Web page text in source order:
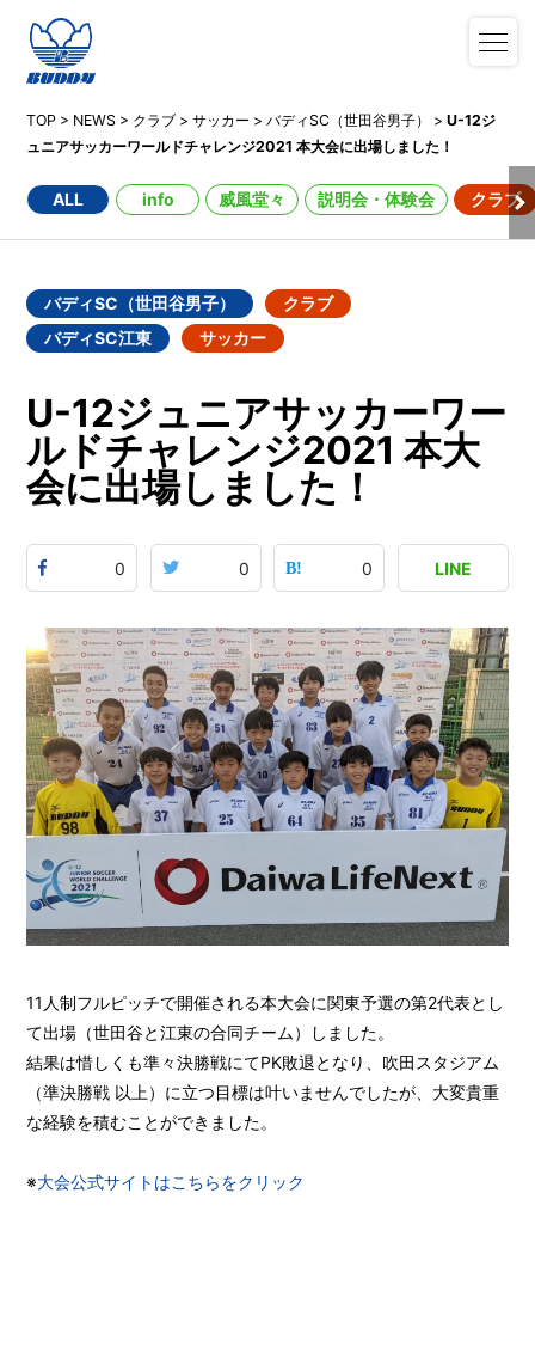
TOP > NEWS > クラブ >サッカー >バディSC（世田谷男子） >U-12ジ
ュニアサッカーワールドチャレンジ2021 本大会に出場しました！
ALL info 威風堂々 説明会・体験会 クラブ
バディSC（世田谷男子）
クラブ
バディSC江東
サッカー
U-12ジュニアサッカーワー
ルドチャレンジ2021 本大
会に出場しました！
0 0 0 LINE
11人制フルピッチで開催される本大会に関東予選の第2代表とし
て出場（世田谷と江東の合同チーム）しました。
結果は惜しくも準々決勝戦にてPK敗退となり、吹田スタジアム
（準決勝戦 以上）に立つ目標は叶いませんでしたが、大変貴重
な経験を積むことができました。
※大会公式サイトはこちらをクリック